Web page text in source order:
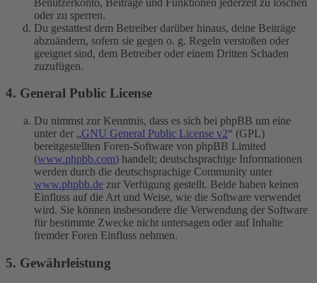
oder zu sperren.
Du gestattest dem Betreiber darüber hinaus, deine Beiträge
abzuändern, sofern sie gegen o. g. Regeln verstoßen oder
geeignet sind, dem Betreiber oder einem Dritten Schaden
zuzufügen.
4. General Public License
Du nimmst zur Kenntnis, dass es sich bei phpBB um eine
unter der „GNU General Public License v2“ (GPL)
bereitgestellten Foren-Software von phpBB Limited
(www.phpbb.com) handelt; deutschsprachige Informationen
werden durch die deutschsprachige Community unter
www.phpbb.de zur Verfügung gestellt. Beide haben keinen
Einfluss auf die Art und Weise, wie die Software verwendet
wird. Sie können insbesondere die Verwendung der Software
für bestimmte Zwecke nicht untersagen oder auf Inhalte
fremder Foren Einfluss nehmen.
5. Gewährleistung